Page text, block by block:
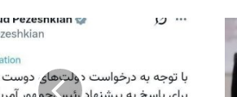
تولید داروی درمان بلوغ